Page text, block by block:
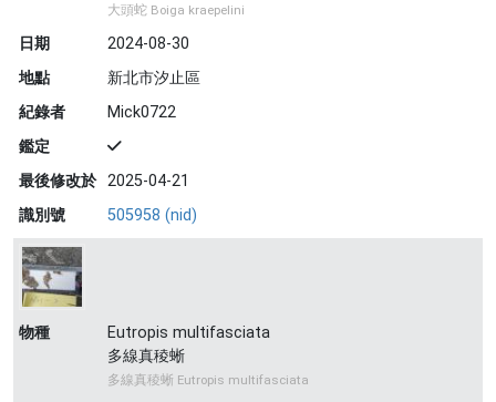
大頭蛇 Boiga kraepelini
日期
2024-08-30
地點
新北市汐止區
紀錄者
Mick0722
鑑定
最後修改於 2025-04-21
識別號
505958 (nid)
物種
Eutropis multifasciata
多線真稜蜥
多線真稜蜥 Eutropis multifasciata